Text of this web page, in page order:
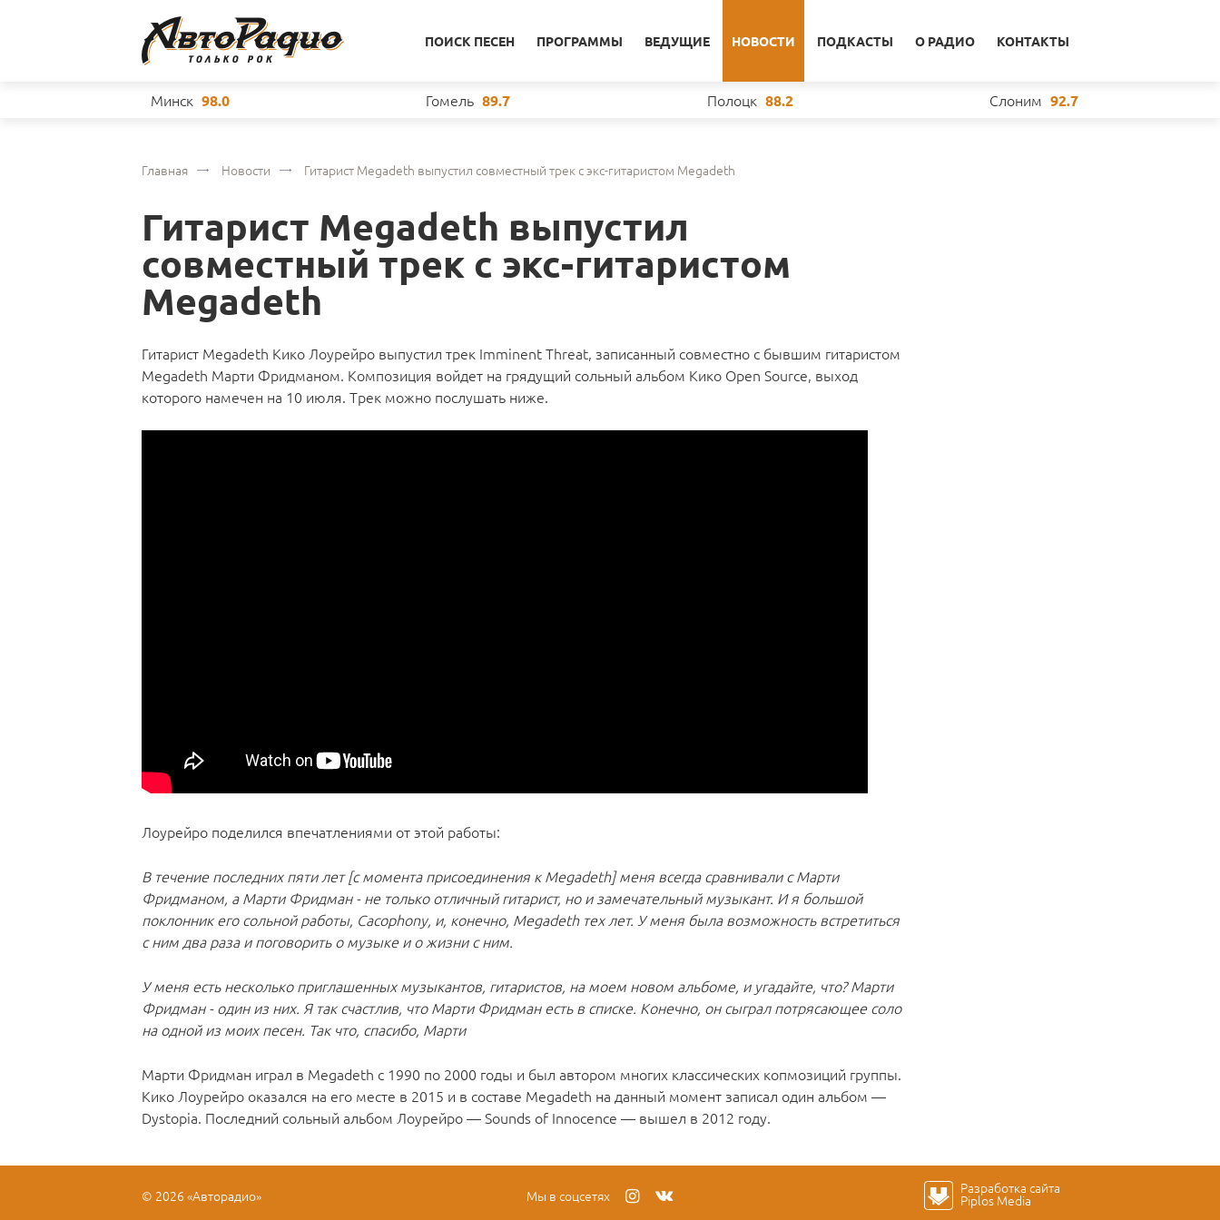
ПОИСК ПЕСЕН ПРОГРАММЫ ВЕДУЩИЕ НОВОСТИ ПОДКАСТЫ О РАДИО КОНТАКТЫ
Минск 98.0 Гомель 89.7 Полоцк 88.2 Слоним 92.7
Главная Новости Гитарист Megadeth выпустил совместный трек с экс-гитаристом Megadeth
Гитарист Megadeth выпустил
совместный трек с экс-гитаристом
Megadeth
Гитарист Megadeth Кико Лоурейро выпустил трек Imminent Threat, записанный совместно с бывшим гитаристом
Megadeth Марти Фридманом. Композиция войдет на грядущий сольный альбом Кико Open Source, выход
которого намечен на 10 июля. Трек можно послушать ниже.
Лоурейро поделился впечатлениями от этой работы:
В течение последних пяти лет [с момента присоединения к Megadeth] меня всегда сравнивали с Марти
Фридманом, а Марти Фридман - не только отличный гитарист, но и замечательный музыкант. И я большой
поклонник его сольной работы, Cacophony, и, конечно, Megadeth тех лет. У меня была возможность встретиться
с ним два раза и поговорить о музыке и о жизни с ним.
У меня есть несколько приглашенных музыкантов, гитаристов, на моем новом альбоме, и угадайте, что? Марти
Фридман - один из них. Я так счастлив, что Марти Фридман есть в списке. Конечно, он сыграл потрясающее соло
на одной из моих песен. Так что, спасибо, Марти
Марти Фридман играл в Megadeth с 1990 по 2000 годы и был автором многих классических копмозиций группы.
Кико Лоурейро оказался на его месте в 2015 и в составе Megadeth на данный момент записал один альбом —
Dystopia. Последний сольный альбом Лоурейро — Sounds of Innocence — вышел в 2012 году.
© 2026 «Авторадио» Мы в соцсетях Разработка сайта
Piplos Media